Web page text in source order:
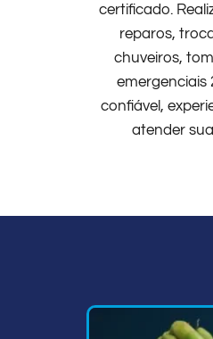
certificado.
reparos,
chuveiros,
emergenciais
confiável,
atender